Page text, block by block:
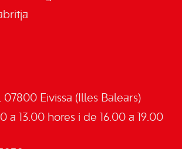
07800 Eivissa (Illes Balears)
a 13.00 hores i de 16.00 a 19.00